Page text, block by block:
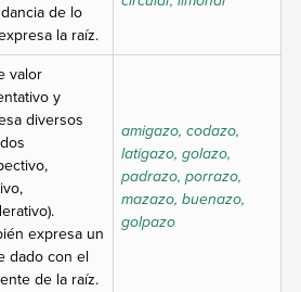
de lo
la raíz.
valor
y
diversos
expresa un
dado con el
de la raíz.
amigazo, codazo,
latigazo, golazo,
padrazo, porrazo,
mazazo, buenazo,
golpazo